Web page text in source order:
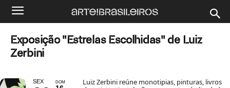
Exposição "Estrelas Escolhidas" de Luiz
Zerbini
SEX DOM
Luiz Zerbini reúne monotipias, pinturas, livros